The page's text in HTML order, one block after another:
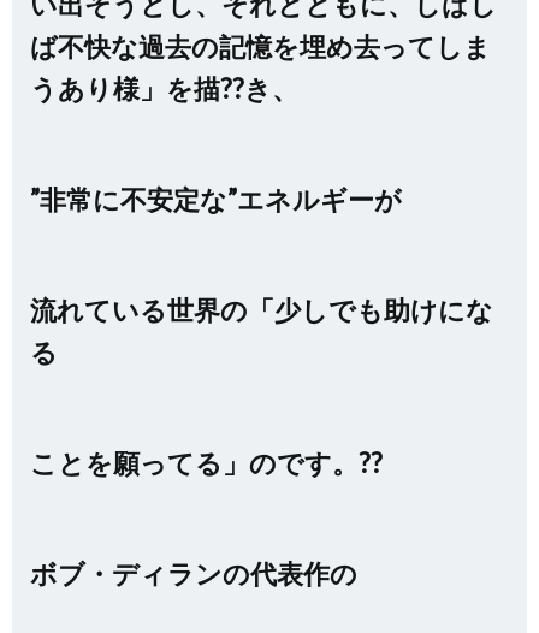
ば不快な過去の記憶を埋め去ってしま
うあり様」を描??き、
”非常に不安定な”エネルギーが
流れている世界の「少しでも助けにな
る
ことを願ってる」のです。??
ボブ・ディランの代表作の